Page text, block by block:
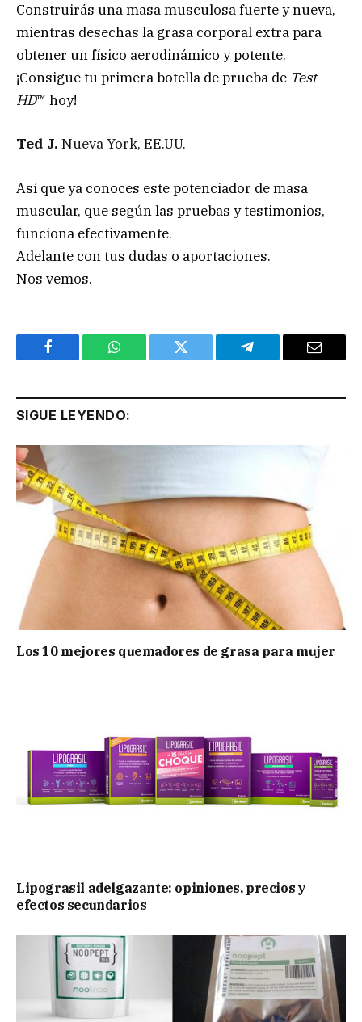
Construirás una masa musculosa fuerte y nueva,
mientras desechas la grasa corporal extra para
obtener un físico aerodinámico y potente.
¡Consigue tu primera botella de prueba de Test
HD™ hoy!
Ted J. Nueva York, EE.UU.
Así que ya conoces este potenciador de masa
muscular, que según las pruebas y testimonios,
funciona efectivamente.
Adelante con tus dudas o aportaciones.
Nos vemos.
Facebook WhatsApp Twitter Telegram Email
SIGUE LEYENDO:
Los 10 mejores quemadores de grasa para mujer
Lipograsil adelgazante: opiniones, precios y
efectos secundarios